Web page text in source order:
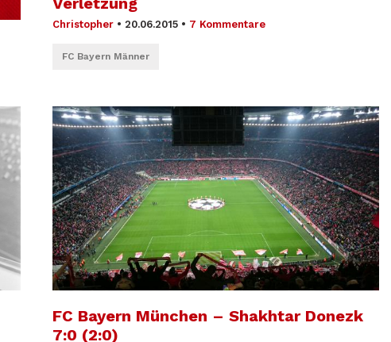
Christopher • 20.06.2015 • 7 Kommentare
FC Bayern Männer
FC Bayern München – Shakhtar Donezk
7:0 (2:0)